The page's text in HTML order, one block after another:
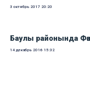
3 октябрь 2017 20:20
Баулы районында
14 декабрь 2016 15:32